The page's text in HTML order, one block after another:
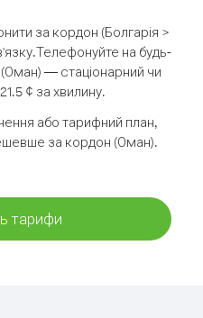
за кордон (Болгарія >
Телефонуйте на будь-
— стаціонарний чи
¢ за хвилину.
або тарифний план,
за кордон (Оман).
тарифи